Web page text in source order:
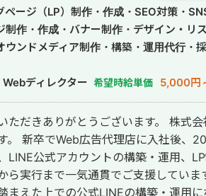
制作及び入稿 ・広告審査落ち&アカウ
レポート作成 ・1ヶ月に2回までのお打
ィングファネル、CSなど数値改善に
制作、LP制作、LINE構築&改修に関し
WEB制作会社様 ・動画編集会社様 ・
までご覧いただきありがとうござ
社】」に出演させていただいたもので
ページ（LP）制作・作成・SEO対策・
制作・作成・バナー制作・デザイン・リ
ウンドメディア制作・構築・運用代行・
Webディレクター 希望時給単価 5,000円
ただきありがとうございます。 株式
立。現
LINE公式アカウントの構築・運用、
行まで一気通貫でご支援しています。 ▼最大の
えた上での公式LINEの構築・運用になりま